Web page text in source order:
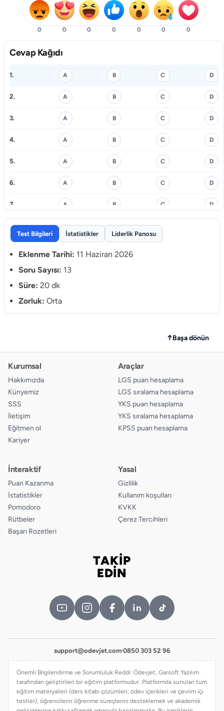
0 0 0 0 0 0 0
Cevap Kağıdı
1. A B C D
2. A B C D
3. A B C D
4. A B C D
5. A B C D
6. A B C D
7. A B C D
8. A B C
10. A
12. A B C D
Test Bilgileri İstatistikler Liderlik Panosu
Eklenme Tarihi: 11 Haziran 2026
Soru Sayısı: 13
Süre: 20 dk
Zorluk: Orta
↑Başa dönün
Kurumsal
Hakkımızda
Künyemiz
SSS
İletişim
Eğitmen ol
Kariyer
Araçlar
LGS puan hesaplama
LGS sıralama hesaplama
YKS puan hesaplama
YKS sıralama hesaplama
KPSS puan hesaplama
İnteraktif
Puan Kazanma
İstatistikler
Pomodoro
Rütbeler
Başarı Rozetleri
Yasal
Gizlilik
Kullanım koşulları
KVKK
Çerez Tercihleri
TAKİP
EDİN
support@odevjet.com·0850 303 52 96
Önemli Bilgilendirme ve Sorumluluk Reddi: Ödevjet, Garsoft Yazılım
tarafından geliştirilen bir eğitim platformudur. Platformda sunulan tüm
eğitim materyalleri (ders kitabı çözümleri, ödev içerikleri ve çevrim içi
testler), öğrencilerin öğrenme süreçlerini desteklemek ve akademik